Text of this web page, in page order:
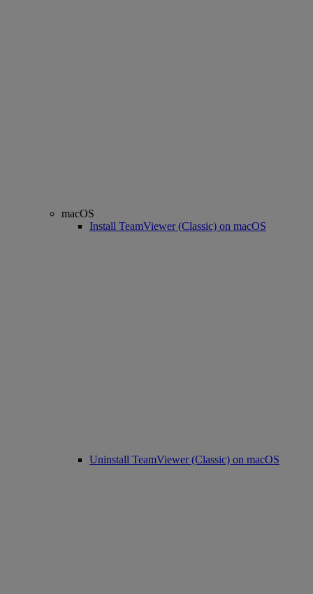
macOS
Install TeamViewer (Classic) on macOS
Uninstall TeamViewer (Classic) on macOS